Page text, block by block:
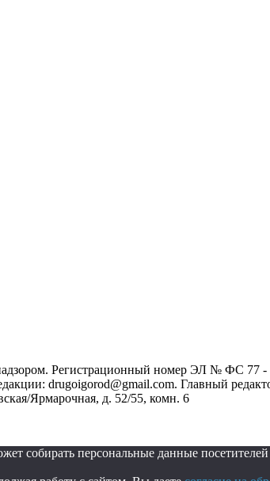
Регистрационный номер ЭЛ № ФС 77 -
drugoigorod@gmail.com. Главный
Ярмарочная, д. 52/55, комн. 6
собирать персональные данные